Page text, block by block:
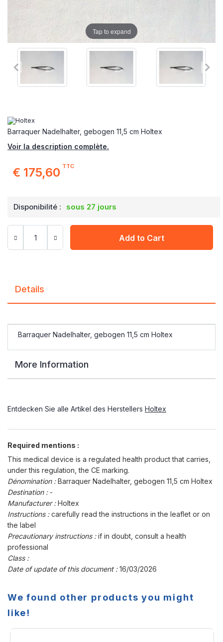
Barraquer Nadelhalter, gebogen 11,5 cm Holtex
Voir la description complète.
€ 175,60 TTC
Disponibilité : sous 27 jours
Add to Cart
Tap to expand
Details
Barraquer Nadelhalter, gebogen 11,5 cm Holtex
More Information
Entdecken Sie alle Artikel des Herstellers Holtex
Required mentions :
This medical device is a regulated health product that carries,
under this regulation, the CE marking.
Dénomination :Barraquer Nadelhalter, gebogen 11,5 cm Holtex
Destination : -
Manufacturer :Holtex
Instructions :carefully read the instructions in the leaflet or on
the label
Precautionary instructions :if in doubt, consult a health
professional
Class :
Date of update of this document :16/03/2026
We found other products you might
like!